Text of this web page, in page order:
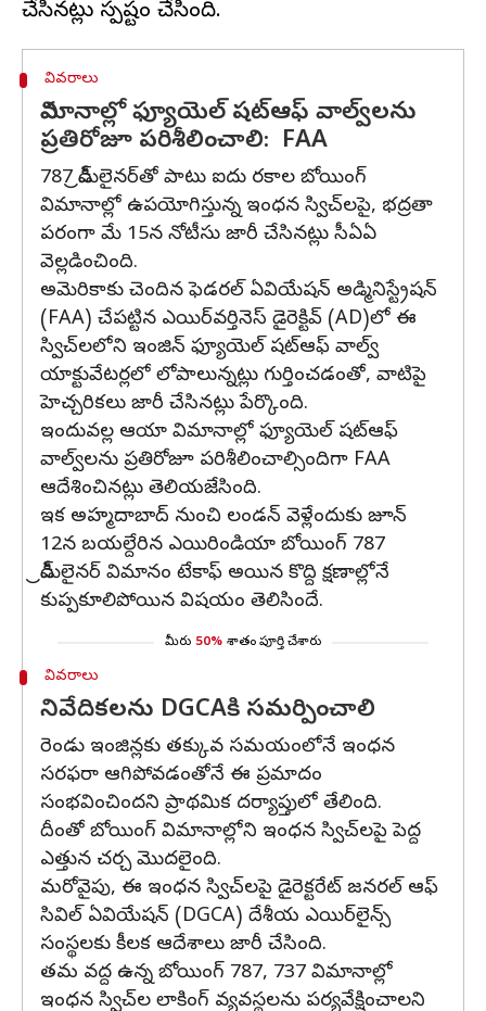
వివరాలు
విమానాల్లో ఫ్యూయెల్‌ షట్‌ఆఫ్ వాల్వ్‌లను
ప్రతిరోజూ పరిశీలించాలి: FAA
787 డ్రీమ్‌లైనర్‌తో పాటు ఐదు రకాల బోయింగ్‌
విమానాల్లో ఉపయోగిస్తున్న ఇంధన స్విచ్‌లపై, భద్రతా
పరంగా మే 15న నోటీసు జారీ చేసినట్లు సీఏఏ
వెల్లడించింది.
అమెరికాకు చెందిన ఫెడరల్‌ ఏవియేషన్‌ అడ్మినిస్ట్రేషన్
(FAA) చేపట్టిన ఎయిర్‌వర్తినెస్ డైరెక్టివ్‌ (AD)లో ఈ
స్విచ్‌లలోని ఇంజిన్‌ ఫ్యూయెల్‌ షట్‌ఆఫ్ వాల్వ్
యాక్టువేటర్లలో లోపాలున్నట్లు గుర్తించడంతో, వాటిపై
హెచ్చరికలు జారీ చేసినట్లు పేర్కొంది.
ఇందువల్ల ఆయా విమానాల్లో ఫ్యూయెల్‌ షట్‌ఆఫ్
వాల్వ్‌లను ప్రతిరోజూ పరిశీలించాల్సిందిగా FAA
ఆదేశించినట్లు తెలియజేసింది.
ఇక అహ్మదాబాద్‌ నుంచి లండన్‌ వెళ్లేందుకు జూన్
12న బయల్దేరిన ఎయిరిండియా బోయింగ్‌ 787
డ్రీమ్‌లైనర్‌ విమానం టేకాఫ్‌ అయిన కొద్ది క్షణాల్లోనే
కుప్పకూలిపోయిన విషయం తెలిసిందే.
మీరు 50% శాతం పూర్తి చేశారు
వివరాలు
నివేదికలను DGCAకి సమర్పించాలి
రెండు ఇంజిన్లకు తక్కువ సమయంలోనే ఇంధన
సరఫరా ఆగిపోవడంతోనే ఈ ప్రమాదం
సంభవించిందని ప్రాథమిక దర్యాప్తులో తేలింది.
దీంతో బోయింగ్‌ విమానాల్లోని ఇంధన స్విచ్‌లపై పెద్ద
ఎత్తున చర్చ మొదలైంది.
మరోవైపు, ఈ ఇంధన స్విచ్‌లపై డైరెక్టరేట్‌ జనరల్‌ ఆఫ్‌
సివిల్‌ ఏవియేషన్‌ (DGCA) దేశీయ ఎయిర్‌లైన్స్‌
సంస్థలకు కీలక ఆదేశాలు జారీ చేసింది.
తమ వద్ద ఉన్న బోయింగ్‌ 787, 737 విమానాల్లో
ఇంధన స్విచ్‌ల లాకింగ్‌ వ్యవస్థలను పర్యవేక్షించాలని